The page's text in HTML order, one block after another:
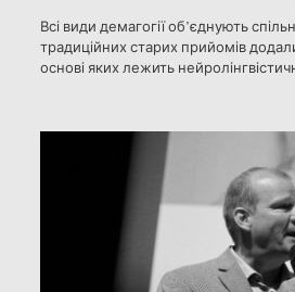
Всі види демагогії об’єднують
традиційних старих прийомів
основі яких лежить